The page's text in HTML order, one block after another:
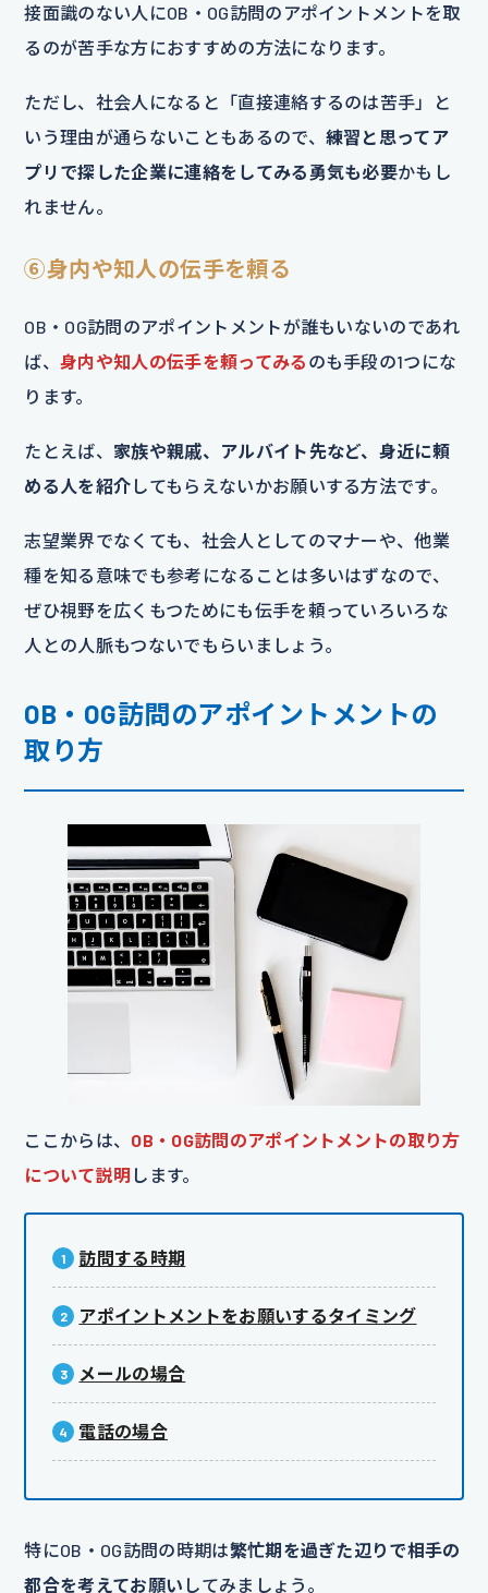
接面識のない人にOB・OG訪問のアポイントメントを取
るのが苦手な方におすすめの方法になります。
ただし、社会人になると「直接連絡するのは苦手」と
いう理由が通らないこともあるので、 練習と思ってア
プリで探した企業に連絡をしてみる勇気も必要かもし
れません。
⑥身内や知人の伝手を頼る
OB・OG訪問のアポイントメントが誰もいないのであれ
ば、身内や知人の伝手を頼ってみる のも手段の1つにな
ります。
たとえば、 家族や親戚、アルバイト先など、身近に頼
める人を紹介 してもらえないかお願いする方法です。
志望業界でなくても、社会人としてのマナーや、他業
種を知る意味でも参考になることは多いはずなので、
ぜひ視野を広くもつためにも伝手を頼っていろいろな
人との人脈もつないでもらいましょう。
OB・OG訪問のアポイントメントの
取り方
ここからは、 OB・OG訪問のアポイントメントの取り方
について説明 します。
訪問する時期
アポイントメントをお願いするタイミング
メールの場合
電話の場合
特にOB・OG訪問の時期は繁忙期を過ぎた辺りで相手の
都合を考えてお願い してみましょう。